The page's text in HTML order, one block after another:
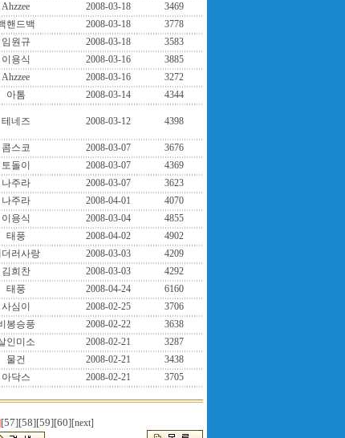
Ahzzee 2008-03-18
3469
핸드백 2008-03-18
3778
임원규 2008-03-18
3583
이용식 2008-03-16
3885
Ahzzee 2008-03-16
3272
아톰 2008-03-14 4344
테네즈 2008-03-12 4398
콤스코 2008-03-07
3676
토돌이 2008-03-07
4369
나주라 2008-03-07
3623
나주라 2008-04-01
4070
이용식 2008-03-04
4855
태풍 2008-04-02
4902
러사랑 2008-03-03
4209
김희찬 2008-03-03
4292
태풍 2008-04-24
6160
사심이 2008-02-25
3706
봉승풍 2008-02-22
3638
인미소 2008-02-21
3287
물건 2008-02-21
3438
아닥스 2008-02-21 3705
[57][58][59][60][next]